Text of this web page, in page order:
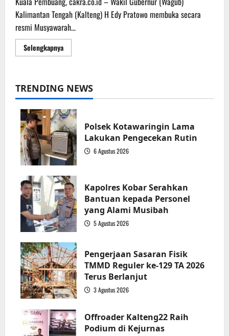
Kalimantan Tengah (Kalteng) H Edy Pratowo membuka secara
resmi Musyawarah...
SelengkapnyaRead
more
Pratowo
Buka
Muspimwil
Kalteng
TRENDING NEWS
Polsek Kotawaringin Lama
Lakukan Pengecekan Rutin
6 Agustus 2026
Kapolres Kobar Serahkan
Bantuan kepada Personel
yang Alami Musibah
5 Agustus 2026
Pengerjaan Sasaran Fisik
TMMD Reguler ke-129 TA 2026
Terus Berlanjut
3 Agustus 2026
Offroader Kalteng22 Raih
Podium di Kejurnas